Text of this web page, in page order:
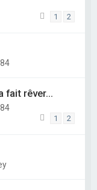
1 2
fait rêver...
1 2